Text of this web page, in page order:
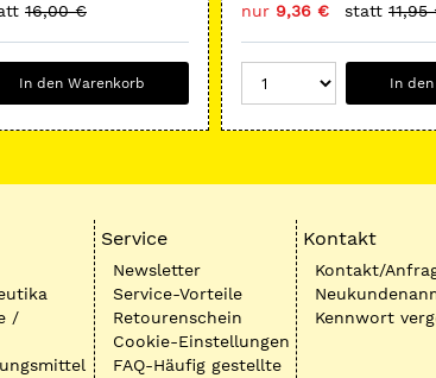
16,00 €
In den Warenkorb
nur 9,36 € statt 11,95
In
/
Service
Newsletter
Service-Vorteile
Retourenschein
Cookie-Einstellungen
FAQ-Häufig gestellte
Kontakt
Kontakt/
Kennwort